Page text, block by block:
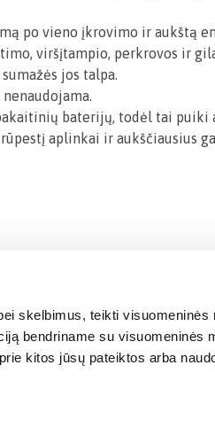
skelbimus, teikti visuomeninės
bendriname su visuomeninės
kitos jūsų pateiktos arba
po vieno įkrovimo ir aukštą
viršįtampio, perkrovos ir
jos talpa.
baterijų, todėl tai
aplinkai ir aukščiausius